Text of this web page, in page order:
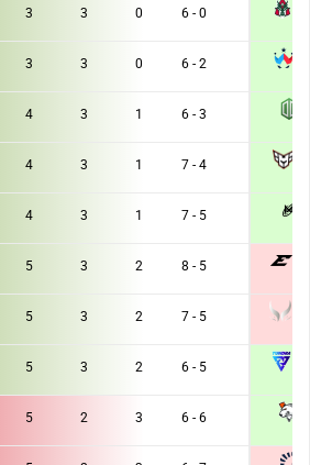
3 3 0 6 - 0
3 3 0 6 - 2
4 3 1 6 - 3
4 3 1 7 - 4
4 3 1 7 - 5
5 3 2 8 - 5
5 3 2 7 - 5
5 3 2 6 - 5
5 2 3 6 - 6